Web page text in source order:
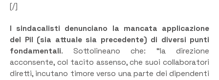
[/]
I sindacalisti denunciano la mancata applicazione
del Pil (sia attuale sia precedente) di diversi punti
fondamentali. Sottolineano che: “la direzione
acconsente, col tacito assenso, che suoi collaboratori
diretti, incutano timore verso una parte dei dipendenti